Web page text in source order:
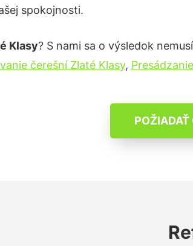
spokojnosti.
Klasy? S nami sa o výsledok
čerešní Zlaté Klasy,
POŽIADAŤ